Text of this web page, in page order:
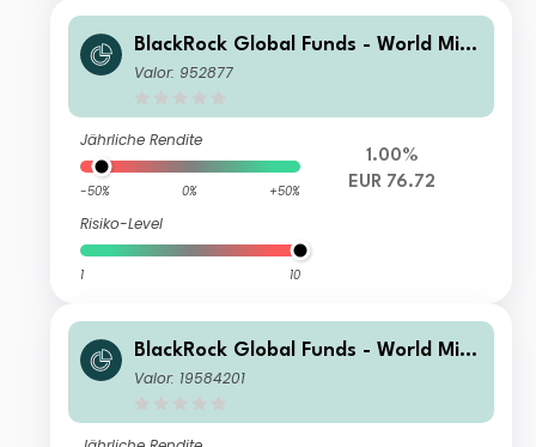
BlackRock Global Funds - World Mini
ng Fund E2
Valor: 952877
Jährliche Rendite
-50% 0% +50%
Risiko-Level
1 10
1.00%
EUR 76.72
BlackRock Global Funds - World Mini
ng Fund D2 SGD Hedged
Valor: 19584201